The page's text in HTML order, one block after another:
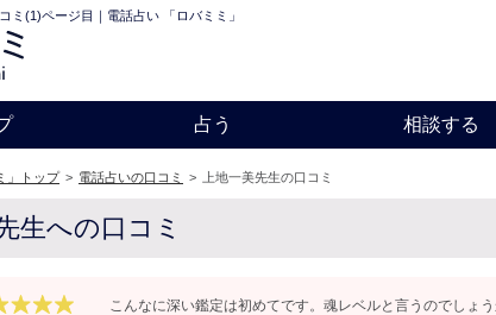
ミ(1)ページ目｜電話占い 「ロバミミ」
占う 相談する
」トップ > 電話占いの口コミ > 上地一美先生の口コミ
生への口コミ
こんなに深い鑑定は初めてです。魂レベルと言うのでしょ